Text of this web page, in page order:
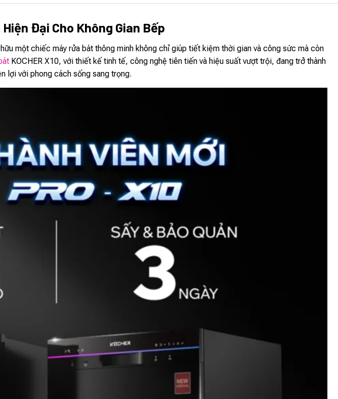
Đại Cho Không Gian Bếp
một chiếc máy rửa bát thông minh không chỉ giúp tiết kiệm thời gian và công sức mà còn
KOCHER X10, với thiết kế tinh tế, công nghệ tiên tiến và hiệu suất vượt trội, đang trở thành
lợi với phong cách sống sang trọng.